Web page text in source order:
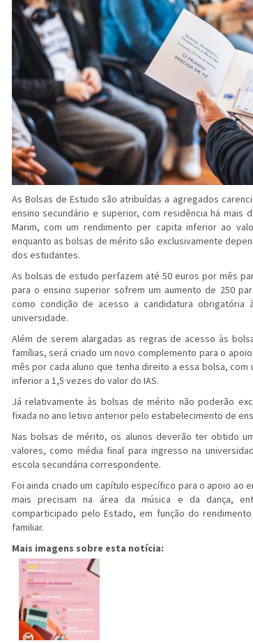
As Bolsas de Estudo são atribuídas a agregados
ensino secundário e superior, com residência há mais
Marim, com um rendimento per capita inferior ao
enquanto as bolsas de mérito são exclusivamente
dos estudantes.
As bolsas de estudo perfazem até 50 euros por mês
para o ensino superior sofrem um aumento de 250
como condição de acesso a candidatura obrigatória
universidade.
Além de serem alargadas as regras de acesso às
famílias, será criado um novo complemento para o
mês por cada aluno que tenha direito a essa bolsa,
inferior a 1,5 vezes do valor do IAS.
Já relativamente às bolsas de mérito não poderão
fixada no ano letivo anterior pelo estabelecimento de
Nas bolsas de mérito, os alunos deverão ter obtido
valores, como média final para ingresso na
escola secundária correspondente.
Foi ainda criado um capítulo específico para o apoio ao
mais precisam na área da música e da dança,
comparticipado pelo Estado, em função do
familiar.
Mais imagens sobre esta notícia: